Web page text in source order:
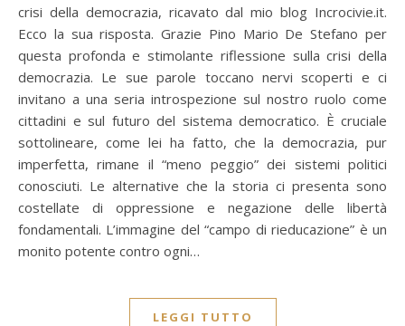
crisi della democrazia, ricavato dal mio blog Incrocivie.it.
Ecco la sua risposta. Grazie Pino Mario De Stefano per
questa profonda e stimolante riflessione sulla crisi della
democrazia. Le sue parole toccano nervi scoperti e ci
invitano a una seria introspezione sul nostro ruolo come
cittadini e sul futuro del sistema democratico. È cruciale
sottolineare, come lei ha fatto, che la democrazia, pur
imperfetta, rimane il “meno peggio” dei sistemi politici
conosciuti. Le alternative che la storia ci presenta sono
costellate di oppressione e negazione delle libertà
fondamentali. L’immagine del “campo di rieducazione” è un
monito potente contro ogni…
LEGGI TUTTO